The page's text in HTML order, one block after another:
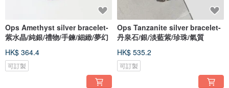
Ops Amethyst silver bracelet-
紫水晶/純銀/禮物/手鍊/細緻/夢幻
HK$ 364.4
可訂製
Ops Tanzanite silver bracelet-
丹泉石/銀/淡藍紫/珍珠/氣質
HK$ 535.2
可訂製